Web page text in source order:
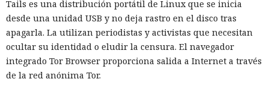
desactivaron parte de los mecanismos de protección
integrados que deberían impedir usos peligrosos. Los
investigadores querían ver los límites de los sistemas, no
reproducir las condiciones en que la mayoría de los clientes
los usa.
Tails es una distribución portátil de Linux que se inicia
desde una unidad USB y no deja rastro en el disco tras
apagarla. La utilizan periodistas y activistas que necesitan
ocultar su identidad o eludir la censura. El navegador
integrado Tor Browser proporciona salida a Internet a través
de la red anónima Tor.